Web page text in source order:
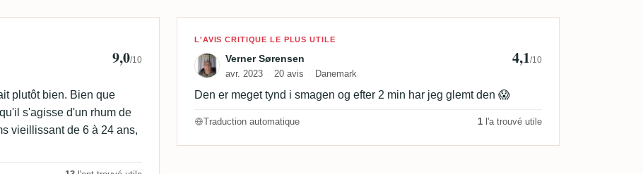
9,0/10
plutôt bien. Bien que
s'agisse d'un rhum de
vieillissant de 6 à 24 ans,
Avis de Verner Sørensen
L'AVIS CRITIQUE LE PLUS UTILE
Verner Sørensen
avr. 2023 20 avis Danemark
4,1/10
Den er meget tynd i smagen og efter 2 min har jeg glemt den 😱
Traduction automatique 1 l'a trouvé utile